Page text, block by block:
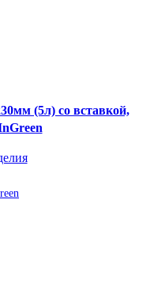
(5л) со вставкой,